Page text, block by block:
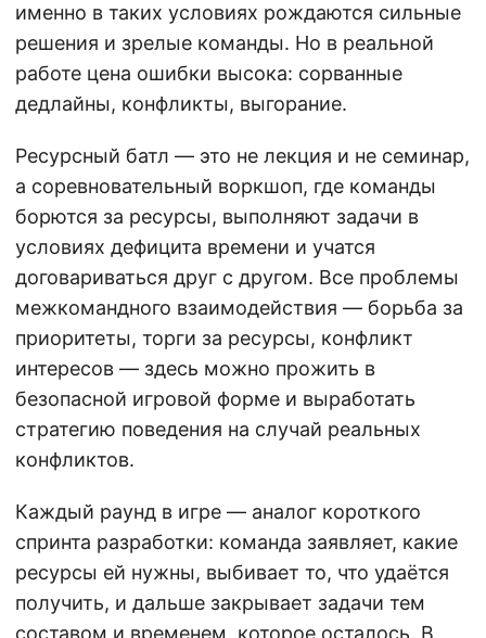
именно в таких условиях рождаются сильные
решения и зрелые команды. Но в реальной
работе цена ошибки высока: сорванные
дедлайны, конфликты, выгорание.
Ресурсный батл — это не лекция и не семинар,
а соревновательный воркшоп, где команды
борются за ресурсы, выполняют задачи в
условиях дефицита времени и учатся
договариваться друг с другом. Все проблемы
межкомандного взаимодействия — борьба за
приоритеты, торги за ресурсы, конфликт
интересов — здесь можно прожить в
безопасной игровой форме и выработать
стратегию поведения на случай реальных
конфликтов.
Каждый раунд в игре — аналог короткого
спринта разработки: команда заявляет, какие
ресурсы ей нужны, выбивает то, что удаётся
получить, и дальше закрывает задачи тем